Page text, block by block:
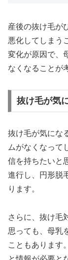
産後の抜け毛が
悪化してしまう
変化が原因で、
なくなることが
抜け毛が気
抜け毛が気にな
ムがなくなって
信を持ちたいと
進行し、円形脱
ります。
さらに、抜け毛
思っても、母乳
こともあります